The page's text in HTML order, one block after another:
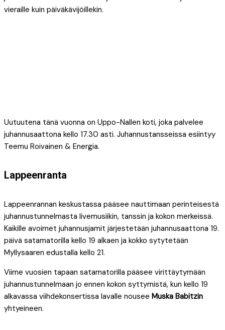
vieraille kuin päiväkävijöillekin.
Uutuutena tänä vuonna on Uppo-Nallen koti, joka palvelee
juhannusaattona kello 17.30 asti. Juhannustansseissa esiintyy
Teemu Roivainen & Energia.
Lappeenranta
Lappeenrannan keskustassa pääsee nauttimaan perinteisestä
juhannustunnelmasta livemusiikin, tanssin ja kokon merkeissä.
Kaikille avoimet juhannusjamit järjestetään juhannusaattona 19.
päivä satamatorilla kello 19 alkaen ja kokko sytytetään
Myllysaaren edustalla kello 21.
Viime vuosien tapaan satamatorilla pääsee virittäytymään
juhannustunnelmaan jo ennen kokon syttymistä, kun kello 19
alkavassa viihdekonsertissa lavalle nousee Muska Babitzin
yhtyeineen.